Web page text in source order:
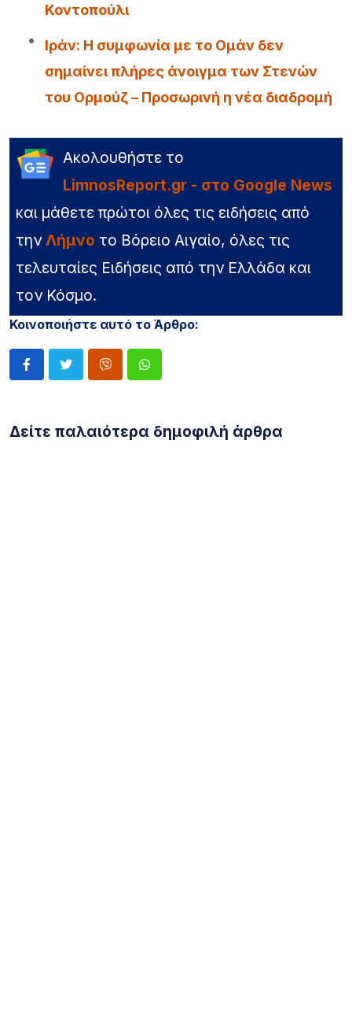
Κοντοπούλι
Iράν: Η συμφωνία με το Ομάν δεν
σημαίνει πλήρες άνοιγμα των Στενών
του Ορμούζ – Προσωρινή η νέα διαδρομή
Ακολουθήστε το
LimnosReport.gr - στο Google News
και μάθετε πρώτοι όλες τις ειδήσεις από
την Λήμνο το Βόρειο Αιγαίο, όλες τις
τελευταίες Ειδήσεις από την Ελλάδα και
τον Κόσμο.
Κοινοποιήστε αυτό το Άρθρο:
Δείτε παλαιότερα δημοφιλή άρθρα